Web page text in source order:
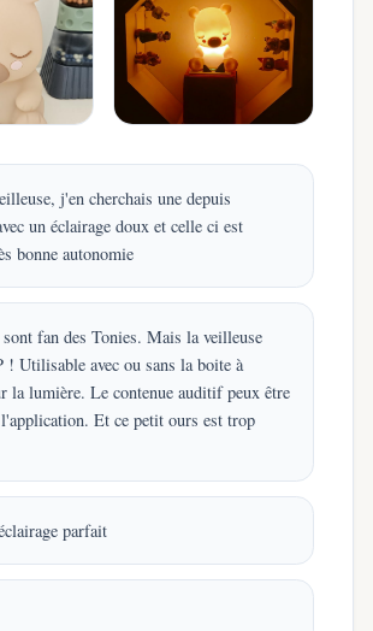
j'en cherchais une depuis
un éclairage doux et celle ci est
bonne autonomie
fan des Tonies. Mais la veilleuse
! Utilisable avec ou sans la boite à
la lumière. Le contenue auditif peux être
Et ce petit ours est trop
parfait